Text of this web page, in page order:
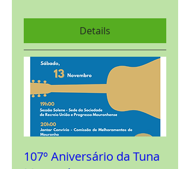
Details
107º Aniversário da Tuna